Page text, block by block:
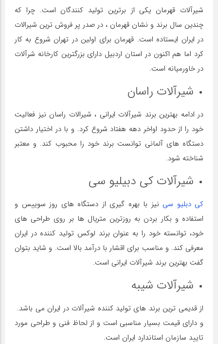
شیرآلات قهرمان یکی از برترین تولید کنندگان است. چرا که
چندین سال برند و نشان قهرمان ، در صدر پر فروش ترین شیرالات
در ایران ایستاده است. قهرمان برای اولین در تهران شروع به کار
کرد اما هم اکنون در استان اردبیل دارای بزرگترین کارخانه شرآلات
در خاورمیانه است.
شیرآلات راسان
در ادامه بهترین برند شیرآلات ایرانی ، شیرالات راسان نیز فعالیت
خود را از حدود اواخر دهه هفتاد شروع کرد. و با در اختیار داشتن
دستگاه های آلمانی توانست برند خود را محبوب کند. و معتبر
شناخته شود.
شیرآلات کی دبیلیو سی
کی دبلیو سی نیز با بهره گیری از دستگاه های روز سوییس و
استفاده و بکار بردن به روزترین متریال ها بر روی طراحی های
خود، توانسته خود را به عنوان برند لوکس تولید کننده در ایران
معرفی کند. و مناسب برای اقشار با درآمد بالا است. و شاید بتوان
گفت بهترین برند شیرآلات ایرانی است.
شیرآلات شیبه
از قدیمی ترین برند های تولید کننده شیرآلات در ایران می باشد.
و دارای قیمت بسیار مناسبی است و از لحاظ فنی و طراحی مورد
تایید سازمان استاندارد ایران است.